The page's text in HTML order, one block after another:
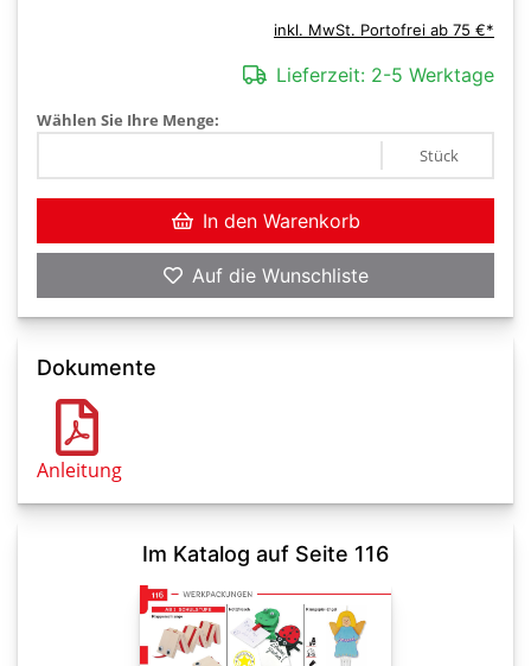
inkl. MwSt. Portofrei ab 75 €*
Lieferzeit: 2-5 Werktage
Wählen Sie Ihre Menge:
Stück
In den Warenkorb
Auf die Wunschliste
Dokumente
Anleitung
Im Katalog auf Seite 116